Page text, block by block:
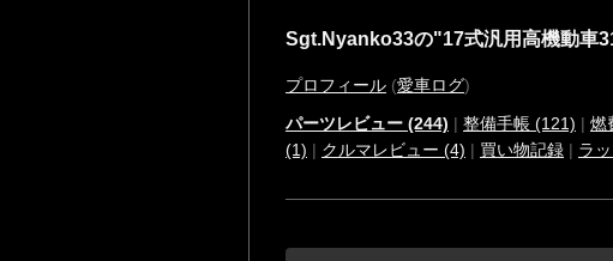
Sgt.Nyanko33の"17式汎用高機動車
プロフィール (愛車ログ)
パーツレビュー (244) | 整備手帳 (121) | 燃
(1) | クルマレビュー (4) | 買い物記録 | ラ